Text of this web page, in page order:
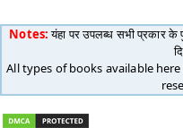
Notes:यंहा पर उपलब्ध सभी प्रकार के
All types of books available